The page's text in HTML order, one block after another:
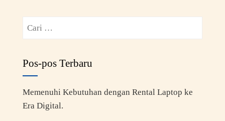
Pos-pos Terbaru
Memenuhi Kebutuhan dengan Rental Laptop ke
Era Digital.